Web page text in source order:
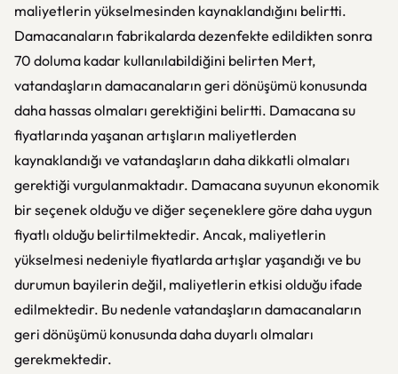
maliyetlerin yükselmesinden kaynaklandığını belirtti.
Damacanaların fabrikalarda dezenfekte edildikten sonra
70 doluma kadar kullanılabildiğini belirten Mert,
vatandaşların damacanaların geri dönüşümü konusunda
daha hassas olmaları gerektiğini belirtti. Damacana su
fiyatlarında yaşanan artışların maliyetlerden
kaynaklandığı ve vatandaşların daha dikkatli olmaları
gerektiği vurgulanmaktadır. Damacana suyunun ekonomik
bir seçenek olduğu ve diğer seçeneklere göre daha uygun
fiyatlı olduğu belirtilmektedir. Ancak, maliyetlerin
yükselmesi nedeniyle fiyatlarda artışlar yaşandığı ve bu
durumun bayilerin değil, maliyetlerin etkisi olduğu ifade
edilmektedir. Bu nedenle vatandaşların damacanaların
geri dönüşümü konusunda daha duyarlı olmaları
gerekmektedir.